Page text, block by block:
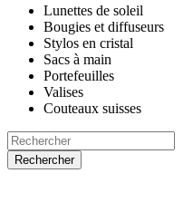
Lunettes de soleil
Bougies et diffuseurs
Stylos en cristal
Sacs à main
Portefeuilles
Valises
Couteaux suisses
Rechercher